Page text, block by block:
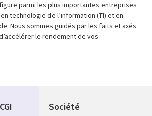
parmi les plus importantes entreprises
technologie de l’information (TI) et en
Nous sommes guidés par les faits et axés
le rendement de vos
Société